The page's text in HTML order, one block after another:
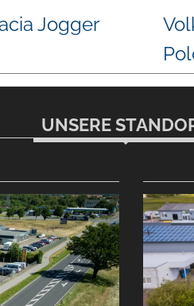
UNSERE